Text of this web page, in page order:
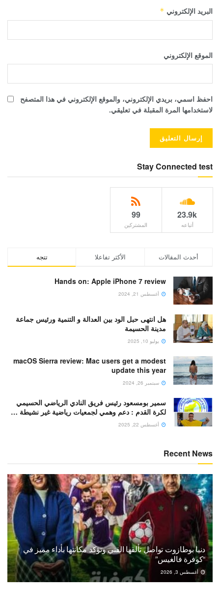
البريد الإلكتروني *
الموقع الإلكتروني
احفظ اسمي، بريدي الإلكتروني، والموقع الإلكتروني في هذا المتصفح
لاستخدامها المرة المقبلة في تعليقي.
Stay Connected test
23.9k
أتباعه
99
المشتركين
تتجه الأكثر تفاعلا أحدث المقالات
Hands on: Apple iPhone 7 review
أغسطس 21, 2024
هل انتهى حبل الود بين العدالة و التنمية ورئيس جماعة
مدينة الحسيمة
يوليو 10, 2025
macOS Sierra review: Mac users get a modest
update this year
سبتمبر 26, 2024
سمير بومسعود رئيس فريق النادي الرياضي الحسيمي
لكرة القدم : دعم وهمي لجمعيات رياضية غير نشيطة …
أغسطس 22, 2025
Recent News
دنيا بوطازوت تواصل تألقها الفني وتؤكد مكانتها بأداء مميز في
“كوفرة فالغيس”
أغسطس 3, 2026